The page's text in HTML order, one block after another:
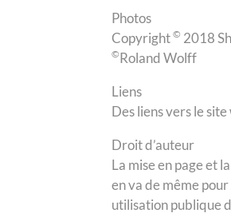
Photos
Copyright © 2018
©Roland Wolff
Liens
Des liens vers le
Droit d’auteur
La mise en page et
en va de même
utilisation publique